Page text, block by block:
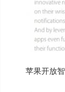
苹果开放